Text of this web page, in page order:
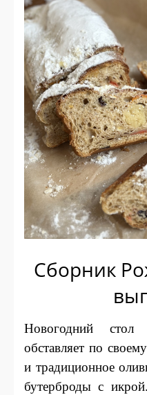
Сборник
Новогодний
обставляет по
и традиционное
бутерброды с